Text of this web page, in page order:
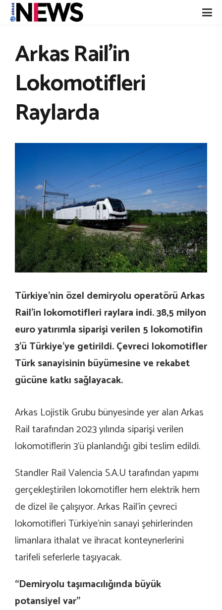
Arkas Rail’in
Lokomotifleri
Raylarda
Türkiye’nin özel demiryolu operatörü Arkas
Rail’in lokomotifleri raylara indi. 38,5 milyon
euro yatırımla siparişi verilen 5 lokomotifin
3’ü Türkiye’ye getirildi. Çevreci lokomotifler
Türk sanayisinin büyümesine ve rekabet
gücüne katkı sağlayacak.
Arkas Lojistik Grubu bünyesinde yer alan Arkas
Rail tarafından 2023 yılında siparişi verilen
lokomotiflerin 3’ü planlandığı gibi teslim edildi.
Standler Rail Valencia S.A.U tarafından yapımı
gerçekleştirilen lokomotifler hem elektrik hem
de dizel ile çalışıyor. Arkas Rail’in çevreci
lokomotifleri Türkiye’nin sanayi şehirlerinden
limanlara ithalat ve ihracat konteynerlerini
tarifeli seferlerle taşıyacak.
“Demiryolu taşımacılığında büyük
potansiyel var”